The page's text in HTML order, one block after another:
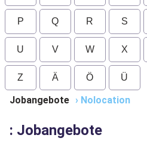
P Q R S
U V W X
Z Ä Ö Ü
Jobangebote › Nolocation
: Jobangebote